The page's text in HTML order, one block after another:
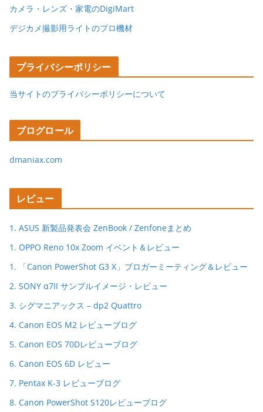
カメラ・レンズ・家電のDigiMart
デジカメ撮影用ライトのプロ機材
プライバシーポリシー
当サイトのプライバシーポリシーについて
ブログロール
dmaniax.com
レビュー
1. ASUS 新製品発表会 ZenBook / Zenfoneまとめ
1. OPPO Reno 10x Zoom イベント＆レビュー
1. 「Canon PowerShot G3 X」ブロガーミーティング＆レビュー
2. SONY α7II サンプルイメージ・レビュー
3. シグマニアックス – dp2 Quattro
4. Canon EOS M2 レビューブログ
5. Canon EOS 70Dレビューブログ
6. Canon EOS 6D レビュー
7. Pentax K-3 レビューブログ
8. Canon PowerShot S120レビューブログ